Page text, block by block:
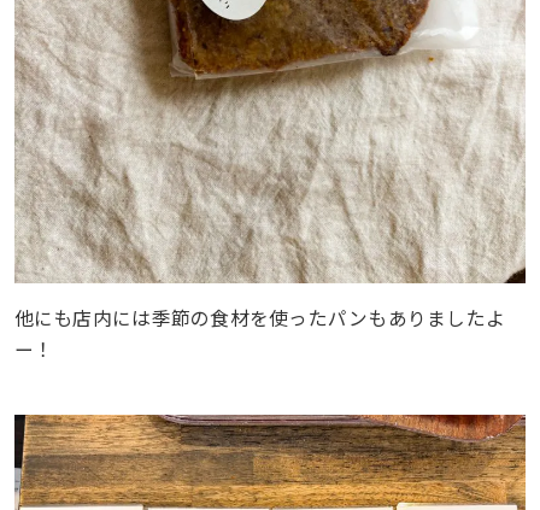
他にも店内には季節の食材を使ったパンもありましたよ
ー！